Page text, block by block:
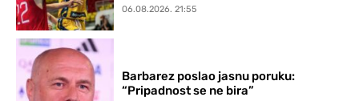
06.08.2026. 21:55
Barbarez poslao jasnu poruku:
“Pripadnost se ne bira”